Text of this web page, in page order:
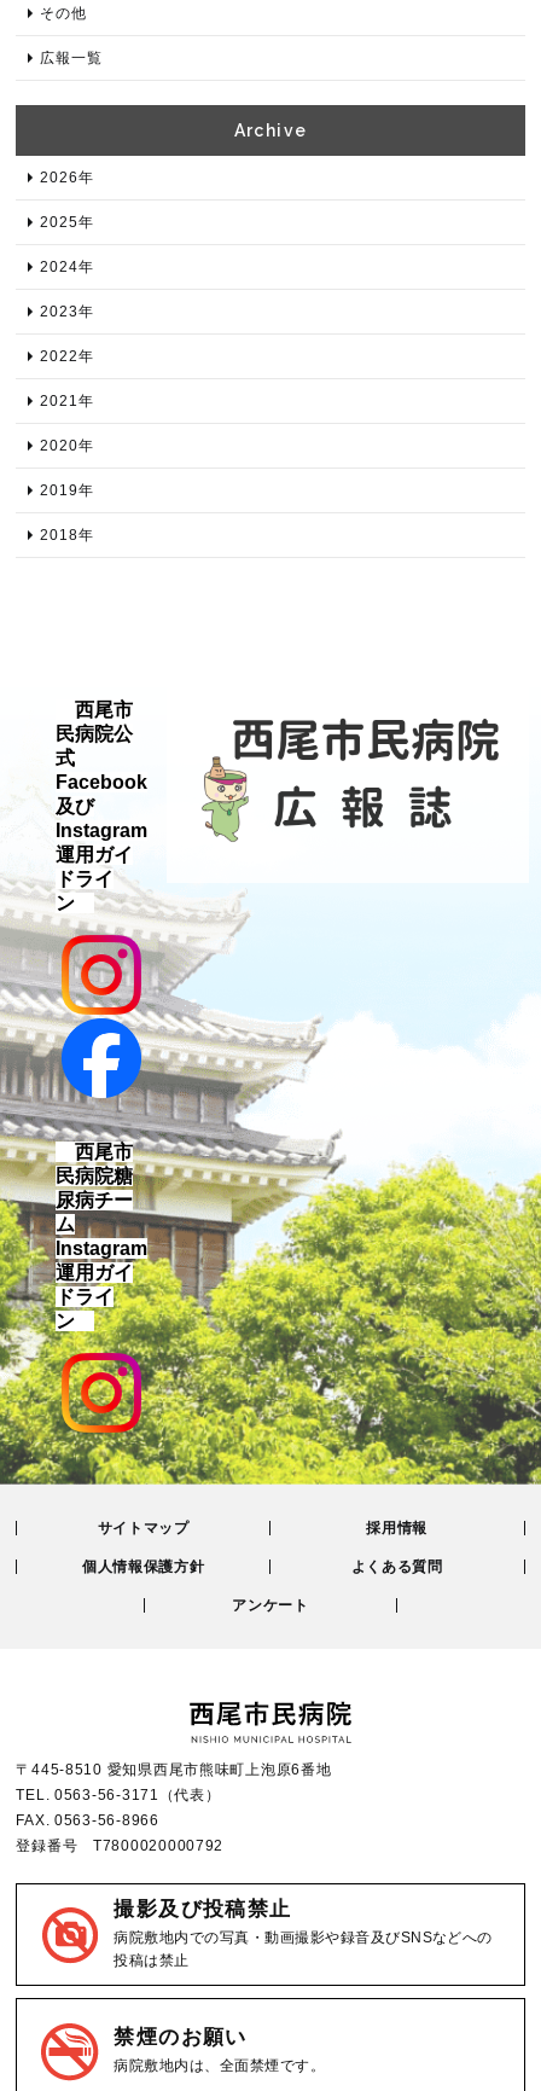
その他
広報一覧
Archive​
2026年​
2025年​
2024年​
2023年​
2022年​
2021年​
2020年​
2019年​
2018年​
西尾市
民病院公
式
Facebook
及び
Instagram
運用ガイ
ドライ
ン
西尾市
民病院糖
尿病チー
ム
Instagram
運用ガイ
ドライ
ン
サイトマップ 採用情報
個人情報保護方針 よくある質問
アンケート
〒445-8510 愛知県西尾市熊味町上泡原6番地
TEL.0563-56-3171
（代表）
FAX.0563-56-8966
登録番号 T7800020000792
撮影及び投稿禁止
病院敷地内での写真・動画撮影や録音及びSNSなどへの
投稿は禁止
禁煙のお願い
病院敷地内は、全面禁煙です。